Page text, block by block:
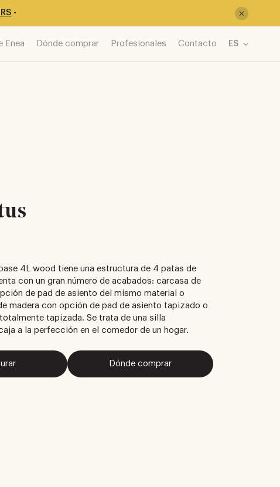
-
Enea Dónde comprar Profesionales Contacto ES
4L wood tiene una estructura de 4 patas de
con un gran número de acabados: carcasa de
de pad de asiento del mismo material o
madera con opción de pad de asiento tapizado o
tapizada. Se trata de una silla
a la perfección en el comedor de un hogar.
Dónde comprar